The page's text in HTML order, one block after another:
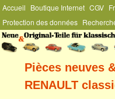
Aller au
Menu Général
Accueil Boutique Internet CGV
Protection des données
Stefan
Pièces neuves
RENAULT